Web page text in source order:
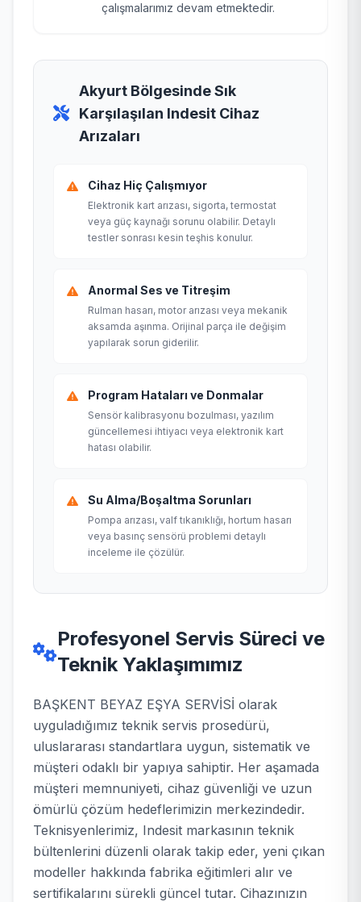
çalışmalarımız devam etmektedir.
Akyurt Bölgesinde Sık
Karşılaşılan Indesit Cihaz
Arızaları
Cihaz Hiç Çalışmıyor
Elektronik kart arızası, sigorta, termostat
veya güç kaynağı sorunu olabilir. Detaylı
testler sonrası kesin teşhis konulur.
Anormal Ses ve Titreşim
Rulman hasarı, motor arızası veya mekanik
aksamda aşınma. Orijinal parça ile değişim
yapılarak sorun giderilir.
Program Hataları ve Donmalar
Sensör kalibrasyonu bozulması, yazılım
güncellemesi ihtiyacı veya elektronik kart
hatası olabilir.
Su Alma/Boşaltma Sorunları
Pompa arızası, valf tıkanıklığı, hortum hasarı
veya basınç sensörü problemi detaylı
inceleme ile çözülür.
Profesyonel Servis Süreci ve
Teknik Yaklaşımımız
BAŞKENT BEYAZ EŞYA SERVİSİ olarak
uyguladığımız teknik servis prosedürü,
uluslararası standartlara uygun, sistematik ve
müşteri odaklı bir yapıya sahiptir. Her aşamada
müşteri memnuniyeti, cihaz güvenliği ve uzun
ömürlü çözüm hedeflerimizin merkezindedir.
Teknisyenlerimiz, Indesit markasının teknik
bültenlerini düzenli olarak takip eder, yeni çıkan
modeller hakkında fabrika eğitimleri alır ve
sertifikalarını sürekli güncel tutar. Cihazınızın